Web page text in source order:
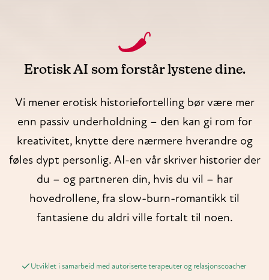
Erotisk AI som forstår lystene dine.
Vi mener erotisk historiefortelling bør være mer
enn passiv underholdning – den kan gi rom for
kreativitet, knytte dere nærmere hverandre og
føles dypt personlig. AI-en vår skriver historier der
du – og partneren din, hvis du vil – har
hovedrollene, fra slow-burn-romantikk til
fantasiene du aldri ville fortalt til noen.
Utviklet i samarbeid med autoriserte terapeuter og relasjonscoacher